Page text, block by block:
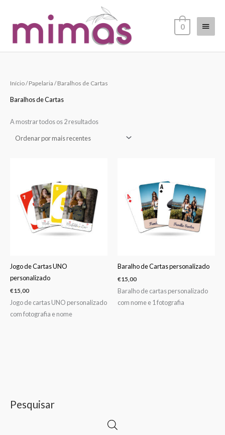
content
Menu
0
Pesquisar
Início/Papelaria / Baralhos de Cartas
Baralhos de Cartas
A mostrar todos os 2 resultados
Ordenado
por
Jogo de Cartas UNO
personalizado
€15,00
Jogo de cartas UNO personalizado
com fotografia e nome
Baralho de Cartas personalizado
€15,00
Baralho de cartas personalizado
com nome e 1 fotografia